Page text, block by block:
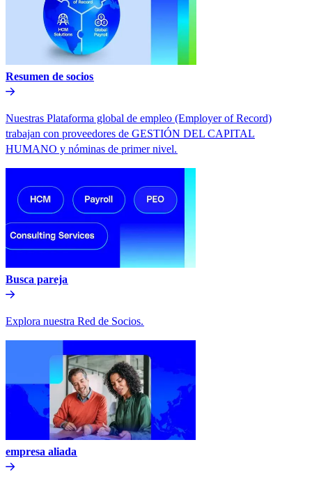
Resumen de socios​​
Nuestras Plataforma global de empleo (Employer of Record)
trabajan con proveedores de GESTIÓN DEL CAPITAL
HUMANO y nóminas de primer nivel.​​
Busca pareja​​
Explora nuestra Red de Socios.​​
empresa aliada​​